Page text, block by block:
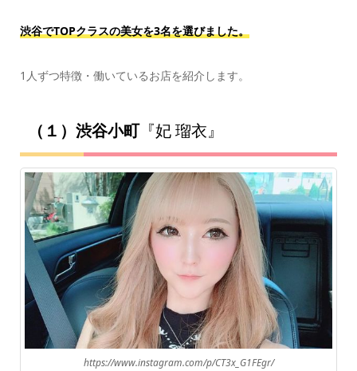
渋谷でTOPクラスの美女を3名を選びました。
1人ずつ特徴・働いているお店を紹介します。
（１）渋谷小町『妃 瑠衣』
https://www.instagram.com/p/CT3x_G1FEgr/